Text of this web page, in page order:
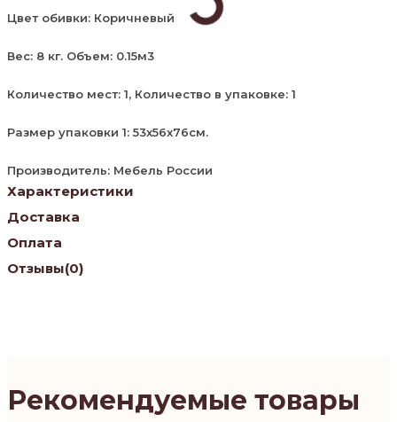
Цвет обивки: Коричневый
Вес: 8 кг. Объем: 0.15м3
Количество мест: 1, Количество в упаковке: 1
Размер упаковки 1: 53x56x76см.
Производитель: Мебель России
Характеристики
Доставка
Оплата
Отзывы(0)
Рекомендуемые товары